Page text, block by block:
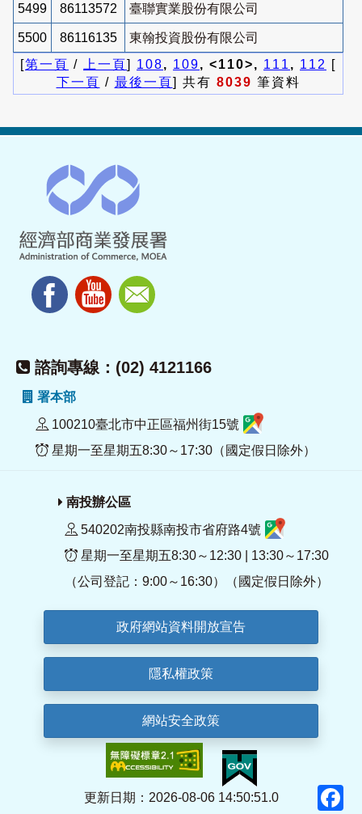
5499 86113572 臺聯實業股份有限公司
5500 86116135
東翰投資股份有限公司
[第一頁 / 上一頁] 108, 109, <110>, 111 , 112
[
下一頁 / 最後一頁] 共有 8039 筆資料
諮詢專線：(02) 4121166
署本部
100210臺北市中正區福州街15號
星期一至星期五8:30～17:30（國定假日除外）
南投辦公區
540202南投縣南投市省府路4號
星期一至星期五8:30～12:30 | 13:30～17:30
（公司登記：9:00～16:30）（國定假日除外）
政府網站資料開放宣告
隱私權政策
網站安全政策
更新日期：2026-08-06 14:50:51.0